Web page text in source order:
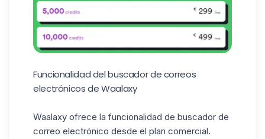
Funcionalidad del buscador de correos
electrónicos de Waalaxy
Waalaxy ofrece la funcionalidad de buscador de
correo electrónico desde el plan comercial.